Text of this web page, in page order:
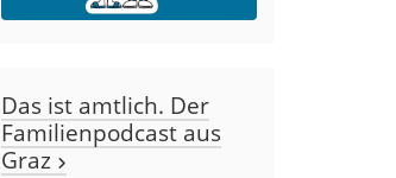
Das ist amtlich. Der
Familienpodcast aus
Graz